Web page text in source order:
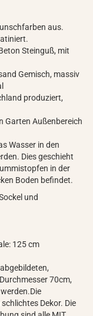
aus.
Steinguß, mit
Gemisch, massiv
produziert,
Garten Außenbereich
Wasser in den
Dies geschieht
in der
Boden befindet.
und
125 cm
70cm,
Dekor. Die